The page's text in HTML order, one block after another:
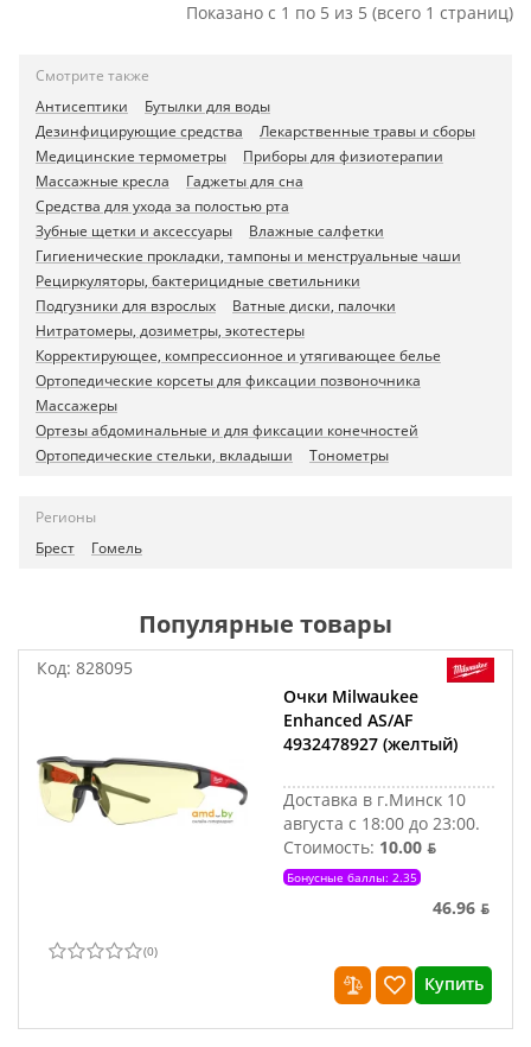
Показано с 1 по 5 из 5 (всего 1 страниц)
Смотрите также
Антисептики
Бутылки для воды
Дезинфицирующие средства
Лекарственные травы и сборы
Медицинские термометры
Приборы для физиотерапии
Массажные кресла
Гаджеты для сна
Средства для ухода за полостью рта
Зубные щетки и аксессуары
Влажные салфетки
Гигиенические прокладки, тампоны и менструальные чаши
Рециркуляторы, бактерицидные светильники
Подгузники для взрослых
Ватные диски, палочки
Нитратомеры, дозиметры, экотестеры
Корректирующее, компрессионное и утягивающее белье
Ортопедические корсеты для фиксации позвоночника
Массажеры
Ортезы абдоминальные и для фиксации конечностей
Ортопедические стельки, вкладыши
Тонометры
Регионы
Брест
Гомель
Популярные товары
Код: 828095
Очки Milwaukee
Enhanced AS/AF
4932478927 (желтый)
Доставка в г.Минск 10
августа с 18:00 до 23:00.
Стоимость: 10.00 ƃ
Бонусные баллы: 2.35
46.96 ƃ
(0)
Купить